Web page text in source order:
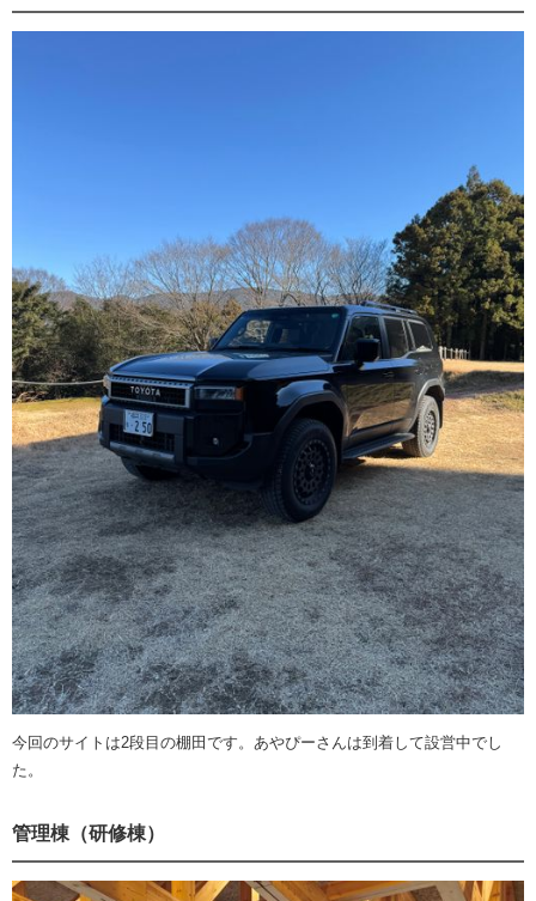
今回のサイトは2段目の棚田です。あやぴーさんは到着して設営中でし
た。
管理棟（研修棟）